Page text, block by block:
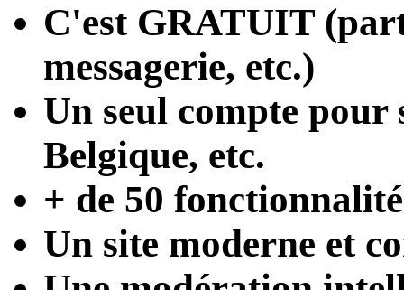
C'est GRATUIT
messagerie, etc.)
Un seul compte pour
Belgique, etc.
+ de 50
Un site moderne et